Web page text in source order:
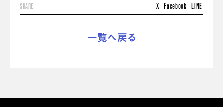
SHARE X Facebook LINE
一覧へ戻る